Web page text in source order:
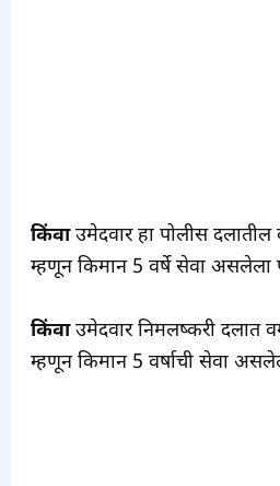
किंवाउमेदवार हा पोलीस दलातील
म्हणून किमान 5 वर्षे सेवा असलेला
किंवाउमेदवार निमलष्करी दलात
म्हणून किमान 5 वर्षाची सेवा